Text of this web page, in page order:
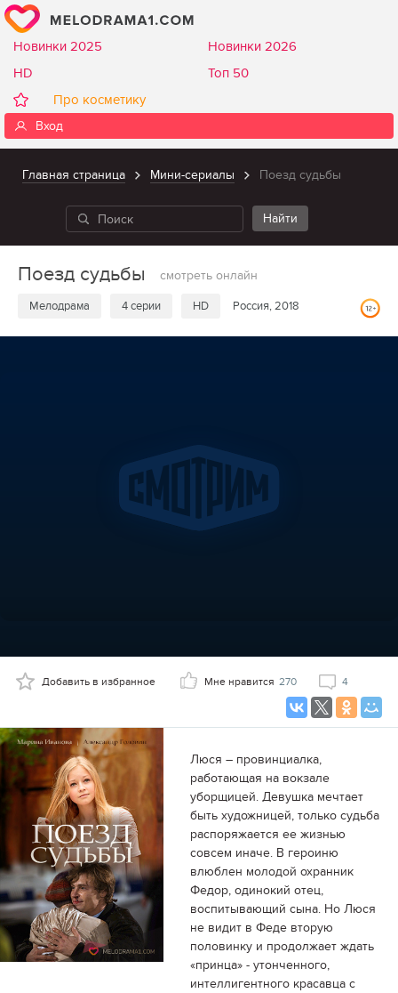
Новинки 2025
Новинки 2026
HD
Топ 50
Про косметику
Вход
Главная страница Мини-сериалы Поезд судьбы
Поезд судьбы смотреть онлайн
Мелодрама 4 серии HD Россия, 2018
Добавить в избранное Мне нравится 270 4
Люся – провинциалка,
работающая на вокзале
уборщицей. Девушка мечтает
быть художницей, только судьба
распоряжается ее жизнью
совсем иначе. В героиню
влюблен молодой охранник
Федор, одинокий отец,
воспитывающий сына. Но Люся
не видит в Феде вторую
половинку и продолжает ждать
«принца» - утонченного,
интеллигентного красавца с